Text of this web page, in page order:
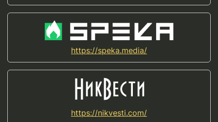
https://speka.media/
https://nikvesti.com/